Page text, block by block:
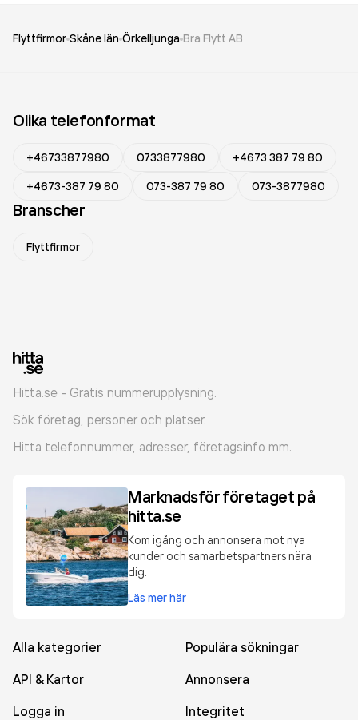
Flyttfirmor Skåne län Örkelljunga Bra Flytt AB
Olika telefonformat
+46733877980 0733877980
+4673 387 79 80
+4673-387 79 80
073-387 79 80 073-3877980
Branscher
Flyttfirmor
Hitta.se - Gratis nummerupplysning.
Sök företag, personer och platser.
Hitta telefonnummer, adresser, företagsinfo mm.
Marknadsför företaget på
hitta.se
Kom igång och annonsera mot nya
kunder och samarbetspartners nära
dig.
Läs mer här
Alla kategorier
Populära sökningar
API & Kartor
Annonsera
Logga in
Integritet